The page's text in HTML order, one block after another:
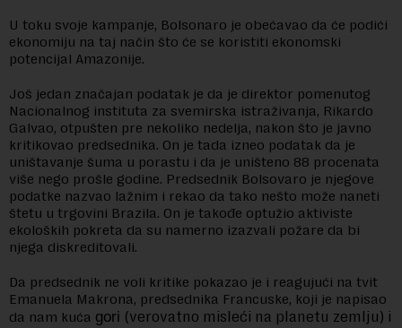
U toku svoje kampanje, Bolsonaro je obećavao da će podići
ekonomiju na taj način što će se koristiti ekonomski
potencijal Amazonije.
Još jedan značajan podatak je da je direktor pomenutog
Nacionalnog instituta za svemirska istraživanja, Rikardo
Galvao, otpušten pre nekoliko nedelja, nakon što je javno
kritikovao predsednika. On je tada izneo podatak da je
uništavanje šuma u porastu i da je uništeno 88 procenata
više nego prošle godine. Predsednik Bolsovaro je njegove
podatke nazvao lažnim i rekao da tako nešto može naneti
štetu u trgovini Brazila. On je takođe optužio aktiviste
ekoloških pokreta da su namerno izazvali požare da bi
njega diskreditovali.
Da predsednik ne voli kritike pokazao je i reagujući na tvit
Emanuela Makrona, predsednika Francuske, koji je napisao
da nam kuća gori (verovatno misleći na planetu zemlju) i